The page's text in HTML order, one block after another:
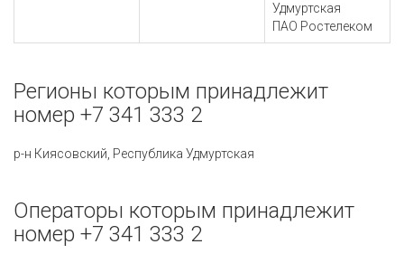
Удмуртская
ПАО Ростелеком
Регионы которым принадлежит
номер +7 341 333 2
р-н Киясовский, Республика Удмуртская
Операторы которым принадлежит
номер +7 341 333 2